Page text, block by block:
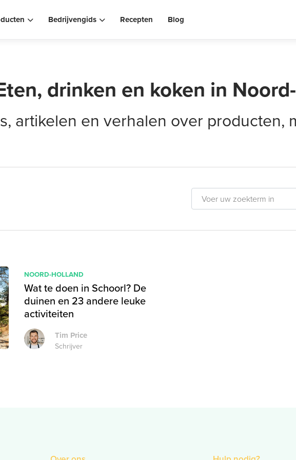
Bedrijvengids Recepten Blog
drinken en koken in
artikelen en verhalen over producten,
NOORD-HOLLAND
Wat te doen in Schoorl? De
duinen en 23 andere leuke
activiteiten
Tim Price
Schrijver